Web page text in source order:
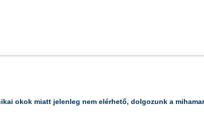
okok miatt jelenleg nem elérhető, dolgozunk a